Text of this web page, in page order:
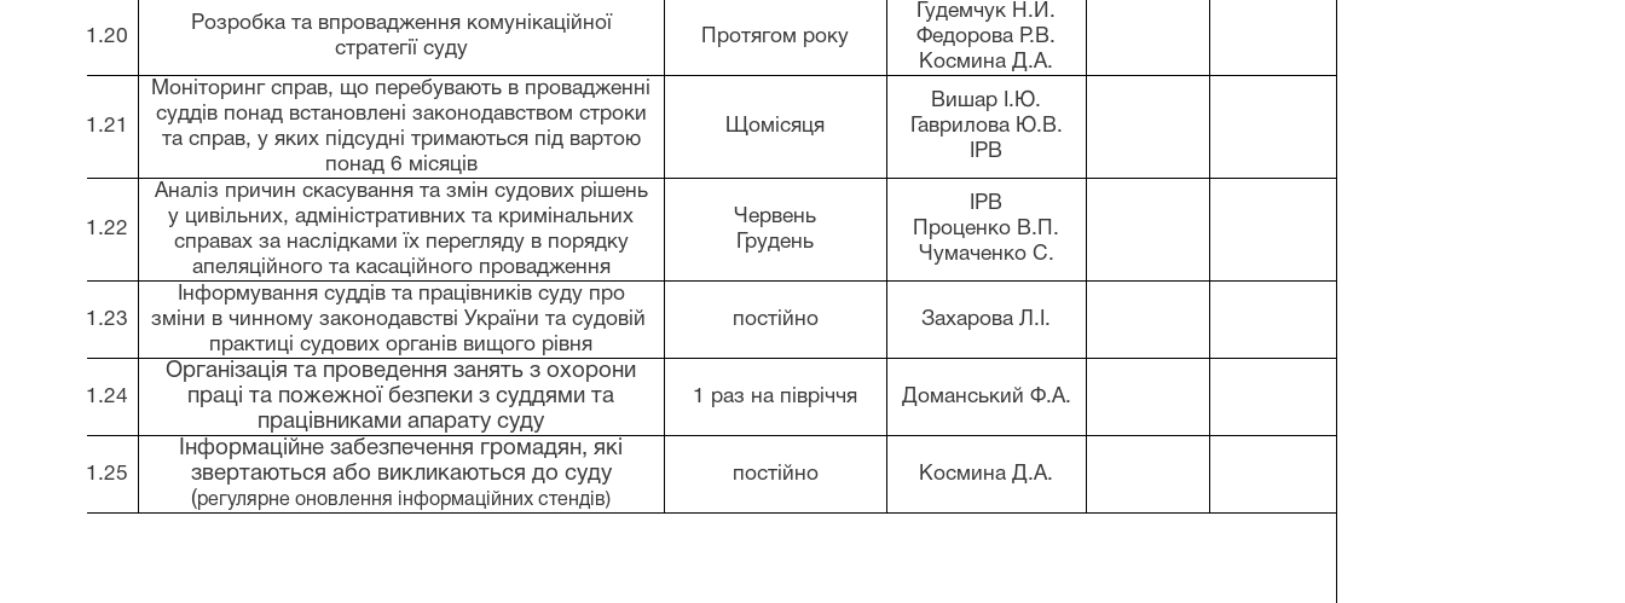
1.20
Розробка та впровадження комунікаційної
стратегії суду
Протягом року
Гудемчук Н.Й.
Федорова Р.В.
Космина Д.А.
1.21
Моніторинг справ, що перебувають в провадженні
суддів понад встановлені законодавством строки
та справ, у яких підсудні тримаються під вартою
понад 6 місяців
Щомісяця
Вишар І.Ю.
Гаврилова Ю.В.
ІРВ
1.22
Аналіз причин скасування та змін судових рішень
у цивільних, адміністративних та кримінальних
справах за наслідками їх перегляду в порядку
апеляційного та касаційного провадження
Червень
Грудень
ІРВ
Проценко В.П.
Чумаченко С.
1.23
Інформування суддів та працівників суду про
зміни в чинному законодавстві України та судовій
практиці судових органів вищого рівня
постійно Захарова Л.І.
1.24
Організація та проведення занять з охорони
праці та пожежної безпеки з суддями та
працівниками апарату суду
1 раз на півріччя Доманський Ф.А.
1.25
Інформаційне забезпечення громадян, які
звертаються або викликаються до суду
(регулярне оновлення інформаційних стендів)
постійно Космина Д.А.